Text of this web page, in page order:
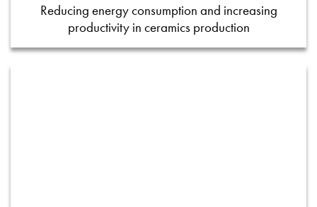
Reducing energy consumption and increasing
productivity in ceramics production